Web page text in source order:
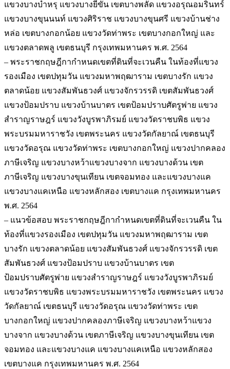
แขวงบางบำหรุ แขวงบางยี่ขัน เขตบางพลัด แขวงอรุณอมรินทร์
แขวงบางขุนนนท์ แขวงศิริราช แขวงบางขุนศรี แขวงบ้านช่าง
หล่อ เขตบางกอกน้อย แขวงวัดท่าพระ เขตบางกอกใหญ่ และ
แขวงตลาดพลู เขตธนบุรี กรุงเทพมหานคร พ.ศ. 2564
– พระราชกฤษฎีกากำหนดเขตที่ดินที่จะเวนคืน ในท้องที่แขวง
รองเมือง เขตปทุมวัน แขวงมหาพฤฒาราม เขตบางรัก แขวง
ตลาดน้อย แขวงสัมพันธวงศ์ แขวงจักรวรรดิ เขตสัมพันธวงศ์
แขวงป้อมปราบ แขวงบ้านบาตร เขตป้อมปราบศัตรูพ่าย แขวง
สำราญราษฎร์ แขวงวังบูรพาภิรมย์ แขวงวัดราชบพิธ แขวง
พระบรมมหาราชวัง เขตพระนคร แขวงวัดกัลยาณ์ เขตธนบุรี
แขวงวัดอรุณ แขวงวัดท่าพระ เขตบางกอกใหญ่ แขวงปากคลอง
ภาษีเจริญ แขวงบางหว้าแขวงบางจาก แขวงบางด้วน เขต
ภาษีเจริญ แขวงบางขุนเทียน เขตจอมทอง และแขวงบางแค
แขวงบางแคเหนือ แขวงหลักสอง เขตบางแค กรุงเทพมหานคร
พ.ศ. 2564
– แนวข้อสอบ พระราชกฤษฎีกากำหนดเขตที่ดินที่จะเวนคืน ใน
ท้องที่แขวงรองเมือง เขตปทุมวัน แขวงมหาพฤฒาราม เขต
บางรัก แขวงตลาดน้อย แขวงสัมพันธวงศ์ แขวงจักรวรรดิ เขต
สัมพันธวงศ์ แขวงป้อมปราบ แขวงบ้านบาตร เขต
ป้อมปราบศัตรูพ่าย แขวงสำราญราษฎร์ แขวงวังบูรพาภิรมย์
แขวงวัดราชบพิธ แขวงพระบรมมหาราชวัง เขตพระนคร แขวง
วัดกัลยาณ์ เขตธนบุรี แขวงวัดอรุณ แขวงวัดท่าพระ เขต
บางกอกใหญ่ แขวงปากคลองภาษีเจริญ แขวงบางหว้าแขวง
บางจาก แขวงบางด้วน เขตภาษีเจริญ แขวงบางขุนเทียน เขต
จอมทอง และแขวงบางแค แขวงบางแคเหนือ แขวงหลักสอง
เขตบางแค กรุงเทพมหานคร พ.ศ. 2564